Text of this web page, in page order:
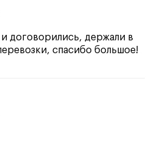
договорились, держали в
спасибо большое!